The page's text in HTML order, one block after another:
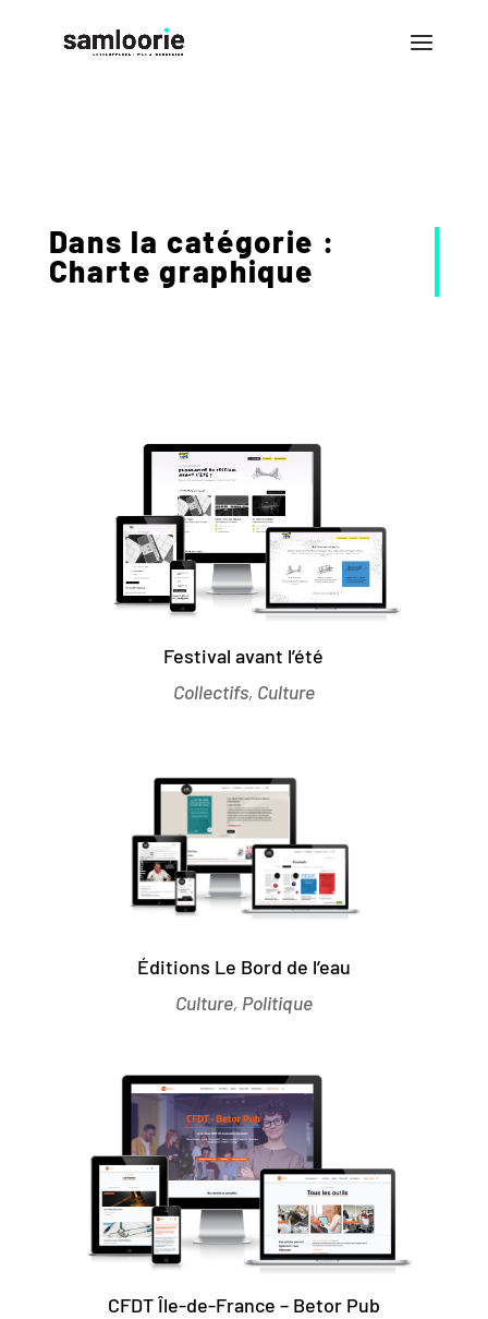
Dans la catégorie :
Charte graphique
Festival avant l’été
Collectifs, Culture
Éditions Le Bord de l’eau
Culture, Politique
CFDT Île-de-France – Betor Pub